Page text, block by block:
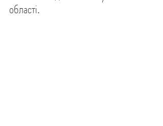
області.